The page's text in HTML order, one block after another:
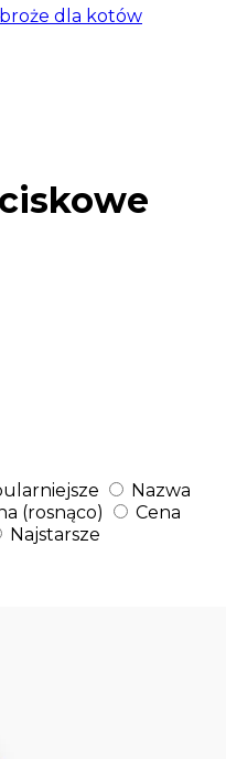
dla kotów
Nazwa
(rosnąco)
Cena
Najstarsze